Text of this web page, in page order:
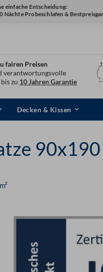
einfache Entscheidung:
Nächte Probeschlafen &
fairen Preisen
verantwortungsvolle
zu 10 Jahren Garantie
Decken & Kissen
90x190